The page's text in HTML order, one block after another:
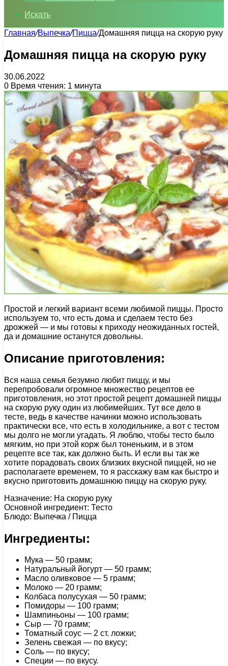
Искать
Главная/Выпечка/Пицца/Домашняя пицца на скорую руку
Домашняя пицца на скорую руку
30.06.2022
0 Время чтения: 1 минута
Простой и легкий вариант всеми любимой пиццы. Просто
используем то, что есть дома и сделаем тесто без
дрожжей — и мы готовы к приходу неожиданных гостей,
да и домашние останутся довольны.
Описание приготовления:
Вся наша семья безумно любит пиццу, и мы
перепробовали огромное множество рецептов ее
приготовления, но этот простой рецепт домашней пиццы
на скорую руку один из любимейших. Тут все дело в
тесте, ведь в качестве начинки можно использовать
практически все, что есть в холодильнике, а вот с тестом
мы долго не могли угадать. Я люблю, чтобы тесто было
мягким, но при этой корж был тоненьким, и в этом
рецепте все так, как должно быть. И если вы так же
хотите порадовать своих близких вкусной пиццей, но не
располагаете временем, то я расскажу вам как быстро и
вкусно приготовить домашнюю пиццу на скорую руку.
Назначение: На скорую руку
Основной ингредиент: Тесто
Блюдо: Выпечка / Пицца
Ингредиенты:
Мука — 50 грамм;
Натуральный йогурт — 50 грамм;
Масло оливковое — 5 грамм;
Молоко — 20 грамм;
Колбаса полусухая — 50 грамм;
Помидоры — 100 грамм;
Шампиньоны — 100 грамм;
Сыр — 70 грамм;
Томатный соус — 2 ст. ложки;
Зелень свежая — по вкусу;
Соль — по вкусу;
Специи — по вкусу.